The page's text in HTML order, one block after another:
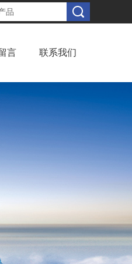
言 联系我们